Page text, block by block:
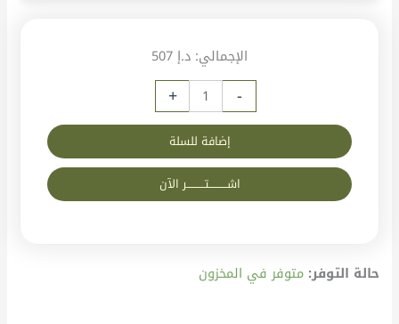
حالة التوفر: متوفر في المخزون
-
+
إضافة للسلة
اشــــــــــتــــــــــر الآن
الإجمالي: د.إ 507